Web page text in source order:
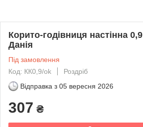
Корито-годівниця настінна
Данія
Під замовлення
Код: КК0,9/ok
Роздріб
Відправка з 05 вересня 2026
307 ₴